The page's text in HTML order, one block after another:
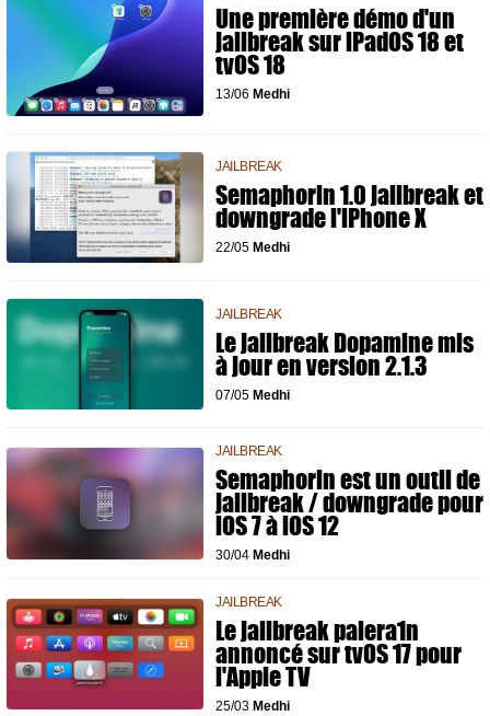
Une première démo d'un
jailbreak sur iPadOS 18 et
tvOS 18
13/06 Medhi
JAILBREAK
Semaphorin 1.0 jailbreak et
downgrade l'iPhone X
22/05 Medhi
JAILBREAK
Le jailbreak Dopamine mis
à jour en version 2.1.3
07/05 Medhi
JAILBREAK
Semaphorin est un outil de
jailbreak / downgrade pour
iOS 7 à iOS 12
30/04 Medhi
JAILBREAK
Le jailbreak palera1n
annoncé sur tvOS 17 pour
l'Apple TV
25/03 Medhi